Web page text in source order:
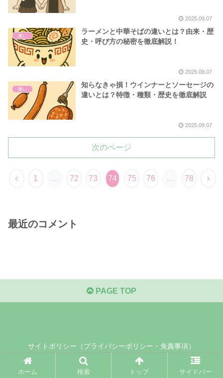
2025.09.07
違い
ラーメンと中華そばの違いとは？由来・歴
史・呼び方の秘密を徹底解説！
2025.09.07
違い
知らなきゃ損！ウインナーとソーセージの
違いとは？特徴・種類・歴史を徹底解説
2025.09.07
次のページ
1 … 72 73 74 75 76 … 78
最近のコメント
PAGE TOP
サイトポリシー（プライバシーポリシー・免責事項）
© 2021 .
ホーム 検索 トップ サイドバー